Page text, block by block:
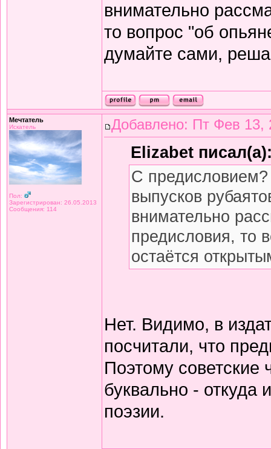
внимательно
то вопрос "об
думайте сами,
Мечтатель
Искатель
Пол:
Зарегистрирован: 26.05.2013
Сообщения: 114
Добавлено: Пт Фев 13,
Elizabet
С
выпусков
внимательно
предисловия, то
остаётся
Нет. Видимо, в
посчитали, что
Поэтому советские
буквально -
поэзии.